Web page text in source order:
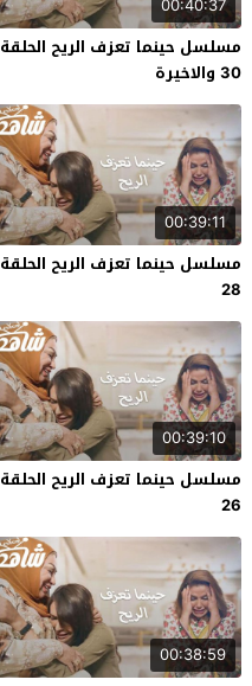
مسلسل حينما تعزف الريح الحلقة
30 والاخيرة
00:39:11
مسلسل حينما تعزف الريح الحلقة
28
00:39:10
مسلسل حينما تعزف الريح الحلقة
26
00:38:59